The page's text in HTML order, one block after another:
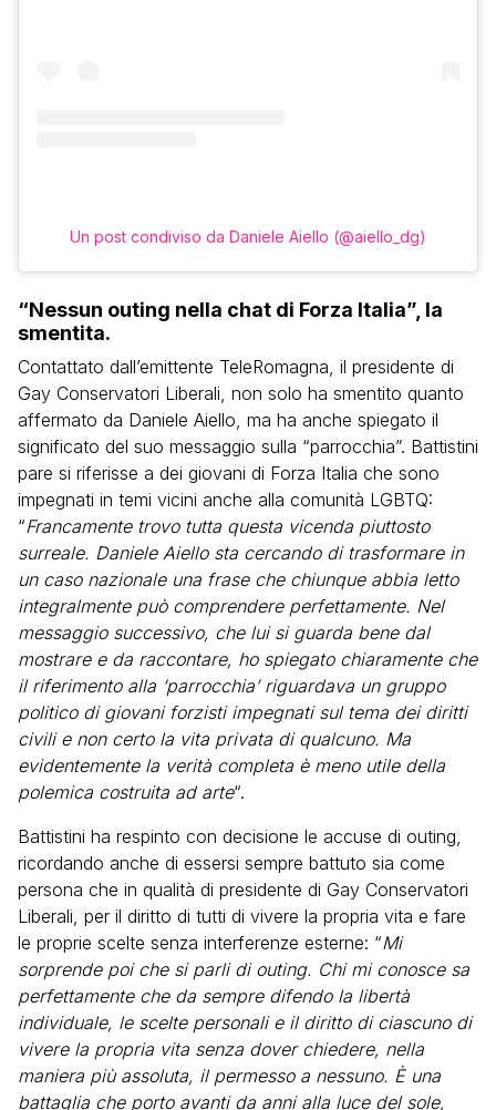
Un post condiviso da Daniele Aiello (@aiello_dg)
“Nessun outing nella chat di Forza Italia”, la
smentita.
Contattato dall’emittente TeleRomagna, il presidente di
Gay Conservatori Liberali, non solo ha smentito quanto
affermato da Daniele Aiello, ma ha anche spiegato il
significato del suo messaggio sulla “parrocchia”. Battistini
pare si riferisse a dei giovani di Forza Italia che sono
impegnati in temi vicini anche alla comunità LGBTQ:
“Francamente trovo tutta questa vicenda piuttosto
surreale. Daniele Aiello sta cercando di trasformare in
un caso nazionale una frase che chiunque abbia letto
integralmente può comprendere perfettamente. Nel
messaggio successivo, che lui si guarda bene dal
mostrare e da raccontare, ho spiegato chiaramente che
il riferimento alla ‘parrocchia’ riguardava un gruppo
politico di giovani forzisti impegnati sul tema dei diritti
civili e non certo la vita privata di qualcuno. Ma
evidentemente la verità completa è meno utile della
polemica costruita ad arte“.
Battistini ha respinto con decisione le accuse di outing,
ricordando anche di essersi sempre battuto sia come
persona che in qualità di presidente di Gay Conservatori
Liberali, per il diritto di tutti di vivere la propria vita e fare
le proprie scelte senza interferenze esterne: “Mi
sorprende poi che si parli di outing. Chi mi conosce sa
perfettamente che da sempre difendo la libertà
individuale, le scelte personali e il diritto di ciascuno di
vivere la propria vita senza dover chiedere, nella
maniera più assoluta, il permesso a nessuno. È una
battaglia che porto avanti da anni alla luce del sole,